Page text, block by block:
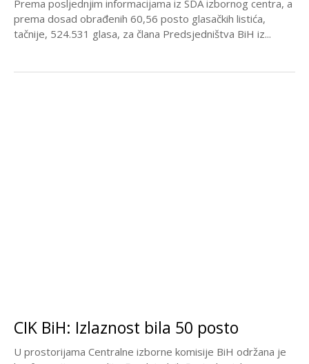
Prema posljednjim informacijama iz SDA izbornog centra, a
prema dosad obrađenih 60,56 posto glasačkih listića,
tačnije, 524.531 glasa, za člana Predsjedništva BiH iz...
CIK BiH: Izlaznost bila 50 posto
U prostorijama Centralne izborne komisije BiH održana je